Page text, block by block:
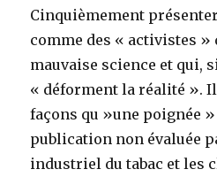
Cinquièmement
comme des « activistes »
mauvaise science et qui,
« déforment la réalité ».
façons qu »une poignée
publication non évaluée
industriel du tabac et les